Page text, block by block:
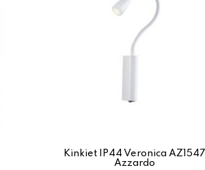
Kinkiet IP44 Veronica AZ1547
Azzardo